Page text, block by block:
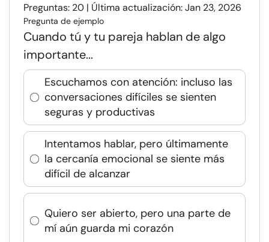
Preguntas: 20 | Última actualización: Jan 23, 2026
Pregunta de ejemplo
Cuando tú y tu pareja hablan de algo
importante...
Escuchamos con atención: incluso las
conversaciones difíciles se sienten
seguras y productivas
Intentamos hablar, pero últimamente
la cercanía emocional se siente más
difícil de alcanzar
Quiero ser abierto, pero una parte de
mí aún guarda mi corazón